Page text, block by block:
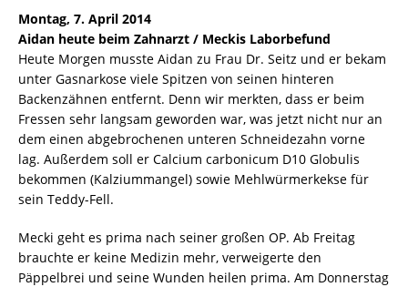
Montag, 7. April 2014
Aidan heute beim Zahnarzt / Meckis Laborbefund
Heute Morgen musste Aidan zu Frau Dr. Seitz und er bekam
unter Gasnarkose viele Spitzen von seinen hinteren
Backenzähnen entfernt. Denn wir merkten, dass er beim
Fressen sehr langsam geworden war, was jetzt nicht nur an
dem einen abgebrochenen unteren Schneidezahn vorne
lag. Außerdem soll er Calcium carbonicum D10 Globulis
bekommen (Kalziummangel) sowie Mehlwürmerkekse für
sein Teddy-Fell.
Mecki geht es prima nach seiner großen OP. Ab Freitag
brauchte er keine Medizin mehr, verweigerte den
Päppelbrei und seine Wunden heilen prima. Am Donnerstag